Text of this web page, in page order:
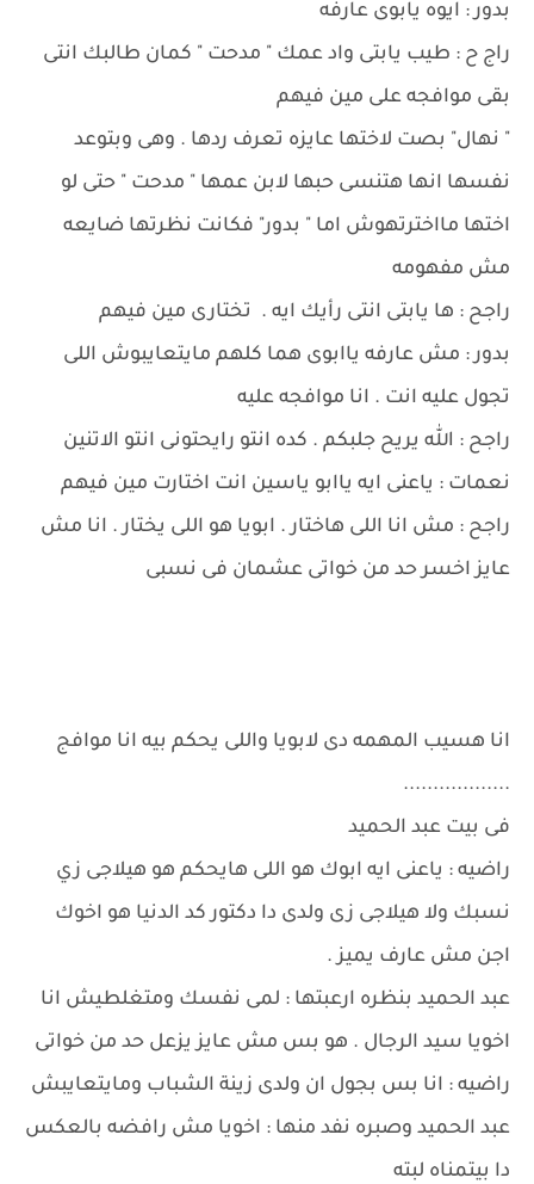
بدور : ايوه يابوى عارفه
راج ح : طيب يابتى واد عمك " مدحت " كمان طالبك انتى
بقى موافجه على مين فيهم
" نهال" بصت لاختها عايزه تعرف ردها . وهى وبتوعد
نفسها انها هتنسى حبها لابن عمها " مدحت " حتى لو
اختها مااخترتهوش اما " بدور" فكانت نظرتها ضايعه
مش مفهومه
راجح : ها يابتى انتى رأيك ايه . تختارى مين فيهم
بدور : مش عارفه ياابوى هما كلهم مايتعايبوش اللى
تجول عليه انت . انا موافجه عليه
راجح : الله يريح جلبكم . كده انتو رايحتونى انتو الاتنين
نعمات : ياعنى ايه ياابو ياسين انت اختارت مين فيهم
راجح : مش انا اللى هاختار . ابويا هو اللى يختار . انا مش
عايز اخسر حد من خواتى عشمان فى نسبى
انا هسيب المهمه دى لابويا واللى يحكم بيه انا موافج
..................
فى بيت عبد الحميد
راضيه : ياعنى ايه ابوك هو اللى هايحكم هو هيلاجى زي
نسبك ولا هيلاجى زى ولدى دا دكتور كد الدنيا هو اخوك
اجن مش عارف يميز .
عبد الحميد بنظره ارعبتها : لمى نفسك ومتغلطيش انا
اخويا سيد الرجال . هو بس مش عايز يزعل حد من خواتى
راضيه : انا بس بجول ان ولدى زينة الشباب ومايتعايبش
عبد الحميد وصبره نفد منها : اخويا مش رافضه بالعكس
دا بيتمناه لبته